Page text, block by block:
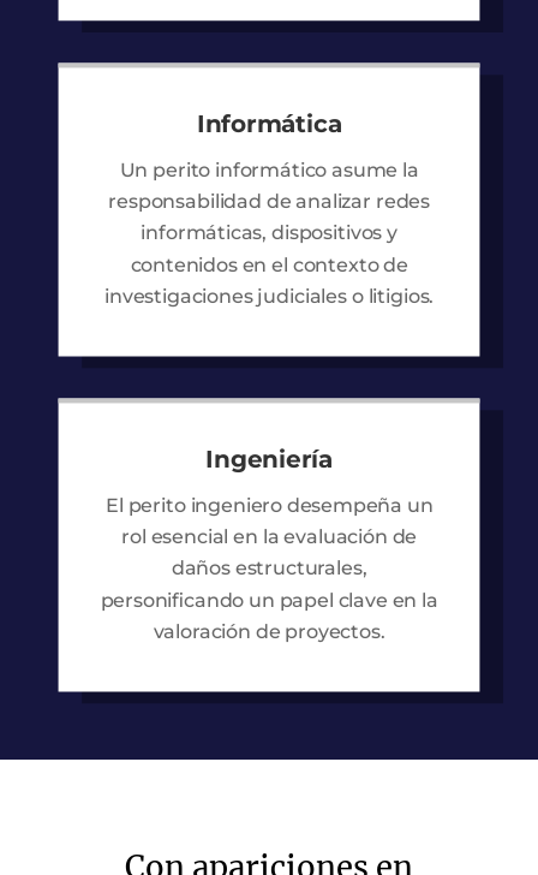
Informática
Un perito informático asume la
responsabilidad de analizar redes
informáticas, dispositivos y
contenidos en el contexto de
investigaciones judiciales o litigios.
Ingeniería
El perito ingeniero desempeña un
rol esencial en la evaluación de
daños estructurales,
personificando un papel clave en la
valoración de proyectos.